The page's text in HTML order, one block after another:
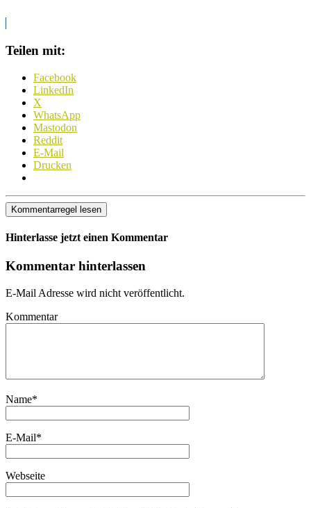
Teilen mit:
Facebook
LinkedIn
X
WhatsApp
Mastodon
Reddit
E-Mail
Drucken
Kommentarregel lesen
Hinterlasse jetzt einen Kommentar
Kommentar hinterlassen
E-Mail Adresse wird nicht veröffentlicht.
Kommentar
Name*
E-Mail*
Webseite